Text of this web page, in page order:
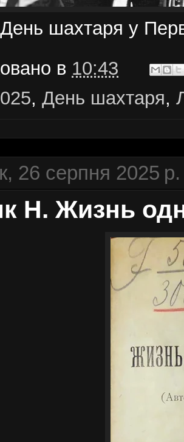
День шахтаря у
в 10:43
, День шахтаря,
26 серпня 2025 р.
Н. Жизнь